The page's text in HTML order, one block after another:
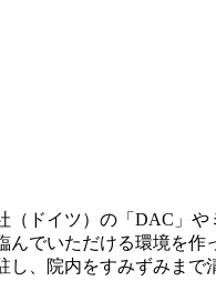
ドイツ）の「DAC」
でいただける環境を
、院内をすみずみまで